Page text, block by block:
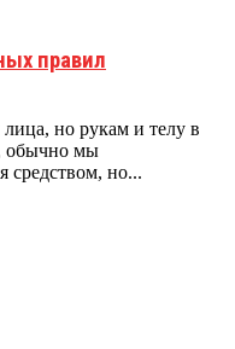
правил
но рукам и телу в
обычно мы
средством, но...